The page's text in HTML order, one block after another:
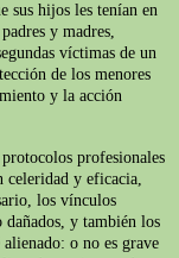
sus hijos les tenían en
y madres,
víctimas de un
de los menores
y la acción
protocolos profesionales
celeridad y eficacia,
los vínculos
y también los
o no es grave